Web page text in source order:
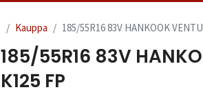
Kauppa 185/55R16 83V HANKOOK
185/55R16 83V
K125 FP